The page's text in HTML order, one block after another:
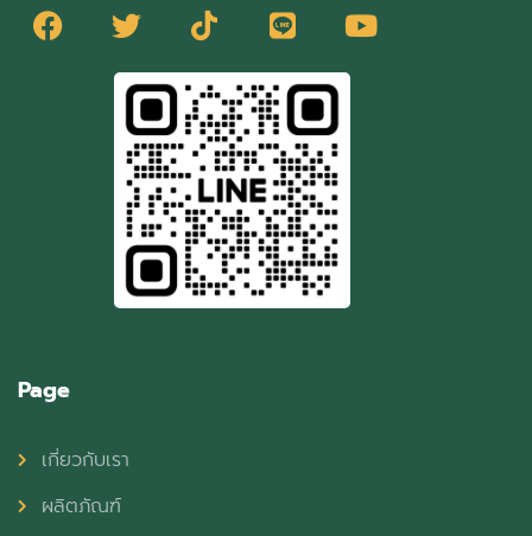
Page
เกี่ยวกับเรา
ผลิตภัณฑ์